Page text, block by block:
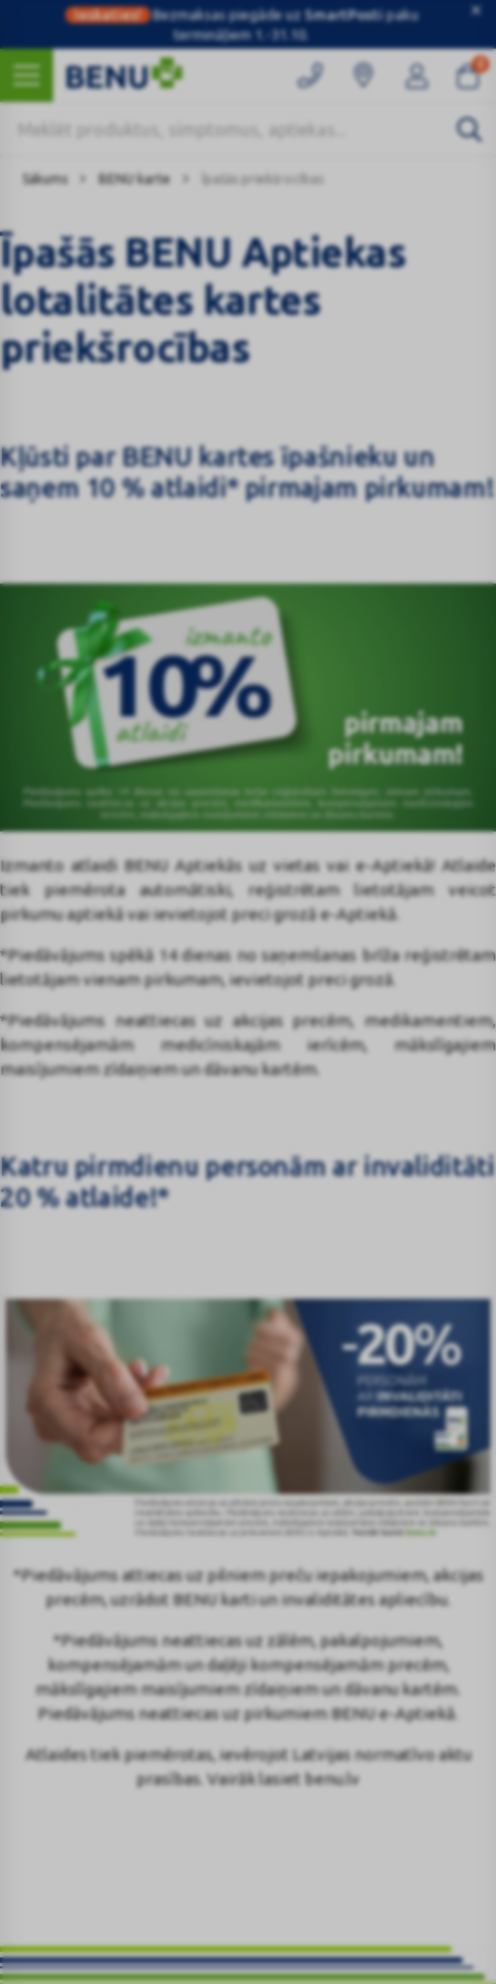
Ieskaties! Bezmaksas piegāde uz SmartPostipaku
termināļiem 1.-31.10.
0
Sākums BENU karte Īpašās priekšrocības
Īpašās BENU Aptiekas
lotalitātes kartes
priekšrocības
Kļūsti par BENU kartes īpašnieku un
saņem 10 % atlaidi* pirmajam pirkumam!
Izmanto atlaidi BENU Aptiekās uz vietas vai e-Aptiekā! Atlaide
tiek piemērota automātiski, reģistrētam lietotājam veicot
pirkumu aptiekā vai ievietojot preci grozā e-Aptiekā.
*Piedāvājums spēkā 14 dienas no saņemšanas brīža reģistrētam
lietotājam vienam pirkumam, ievietojot preci grozā.
*Piedāvājums neattiecas uz akcijas precēm, medikamentiem,
kompensējamām medicīniskajām ierīcēm, mākslīgajiem
maisījumiem zīdaiņiem un dāvanu kartēm.
Katru pirmdienu personām ar invaliditāti
20 % atlaide!*
*Piedāvājums attiecas uz pilniem preču iepakojumiem, akcijas
precēm, uzrādot BENU karti un invaliditātes apliecību.
*Piedāvājums neattiecas uz zālēm, pakalpojumiem,
kompensējamām un daļēji kompensējamām precēm,
mākslīgajiem maisījumiem zīdaiņiem un dāvanu kartēm.
Piedāvājums neattiecas uz pirkumiem BENU e-Aptiekā.
Atlaides tiek piemērotas, ievērojot Latvijas normatīvo aktu
prasības. Vairāk lasiet benu.lv